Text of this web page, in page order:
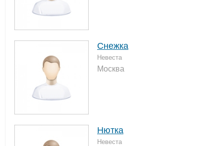
Снежка
Невеста
Москва
Нютка
Невеста